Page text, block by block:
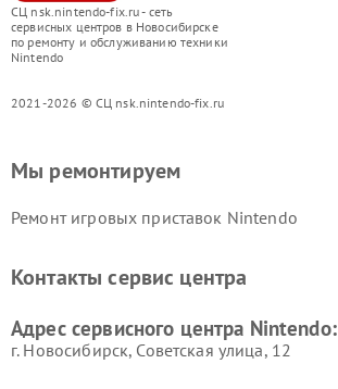
СЦ nsk.nintendo-fix.ru - сеть
сервисных центров в Новосибирске
по ремонту и обслуживанию техники
Nintendo
2021-2026 © СЦ nsk.nintendo-fix.ru
Мы ремонтируем
Ремонт игровых приставок Nintendo
Контакты сервис центра
Адрес сервисного центра Nintendo:
г. Новосибирск, Советская улица, 12